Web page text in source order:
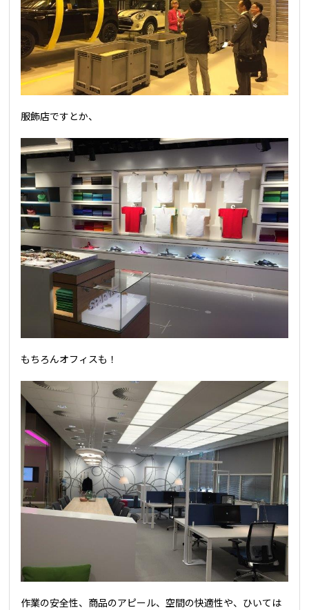
服飾店ですとか、
もちろんオフィスも！
作業の安全性、商品のアピール、空間の快適性や、ひいては